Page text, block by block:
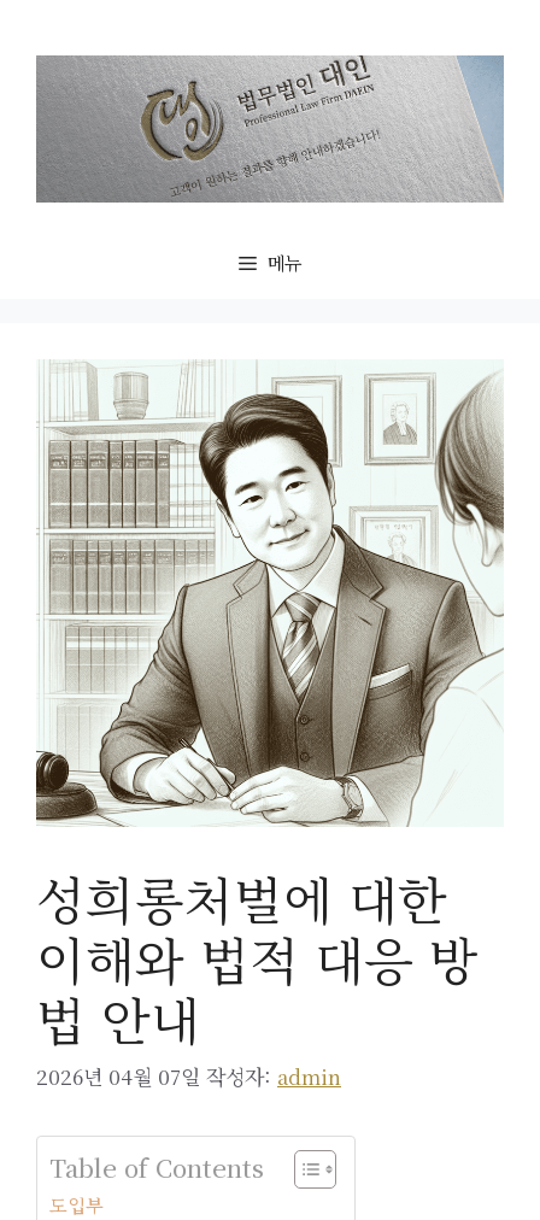
메뉴
성희롱처벌에 대한
이해와 법적 대응 방
법 안내
2026년 04월 07일 작성자: admin
Table of Contents
도입부